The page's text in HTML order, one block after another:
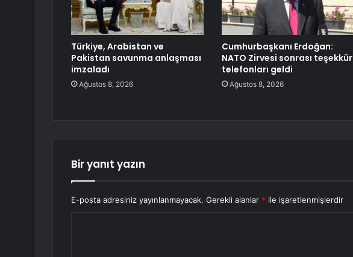
Türkiye, Arabistan ve
Pakistan savunma anlaşması
imzaladı
Ağustos 8, 2026
Cumhurbaşkanı Erdoğan:
NATO Zirvesi sonrası teşekkür
telefonları geldi
Ağustos 8, 2026
Bir yanıt yazın
E-posta adresiniz yayınlanmayacak. Gerekli alanlar * ile işaretlenmişlerdir